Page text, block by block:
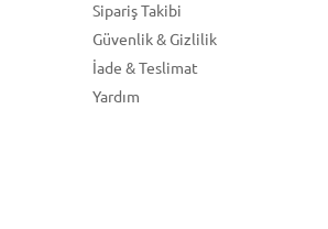
Sipariş Takibi
Güvenlik & Gizlilik
İade & Teslimat
Yardım